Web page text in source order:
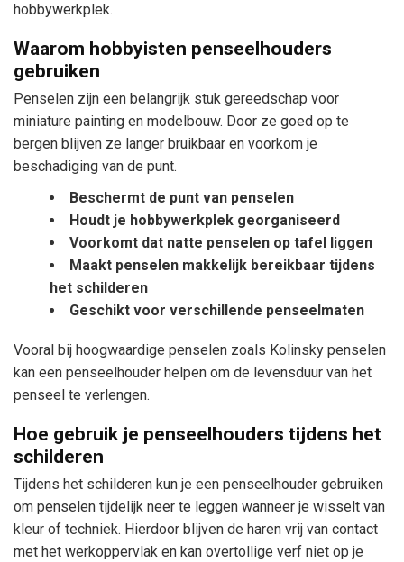
hobbywerkplek.
Waarom hobbyisten penseelhouders
gebruiken
Penselen zijn een belangrijk stuk gereedschap voor
miniature painting en modelbouw. Door ze goed op te
bergen blijven ze langer bruikbaar en voorkom je
beschadiging van de punt.
Beschermt de punt van penselen
Houdt je hobbywerkplek georganiseerd
Voorkomt dat natte penselen op tafel liggen
Maakt penselen makkelijk bereikbaar tijdens
het schilderen
Geschikt voor verschillende penseelmaten
Vooral bij hoogwaardige penselen zoals Kolinsky penselen
kan een penseelhouder helpen om de levensduur van het
penseel te verlengen.
Hoe gebruik je penseelhouders tijdens het
schilderen
Tijdens het schilderen kun je een penseelhouder gebruiken
om penselen tijdelijk neer te leggen wanneer je wisselt van
kleur of techniek. Hierdoor blijven de haren vrij van contact
met het werkoppervlak en kan overtollige verf niet op je